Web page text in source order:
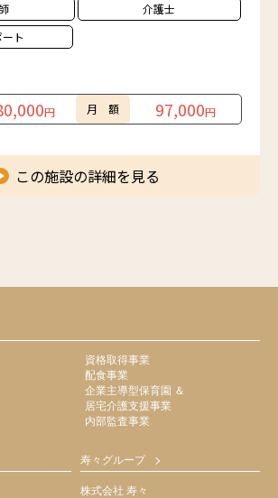
介護士
ト
円 月 額 97,000円
この施設の詳細を見る
資格取得事業
配食事業
企業主導型保育園 ＆
居宅介護支援事業
内部監査事業
寿々グループ
株式会社 寿々